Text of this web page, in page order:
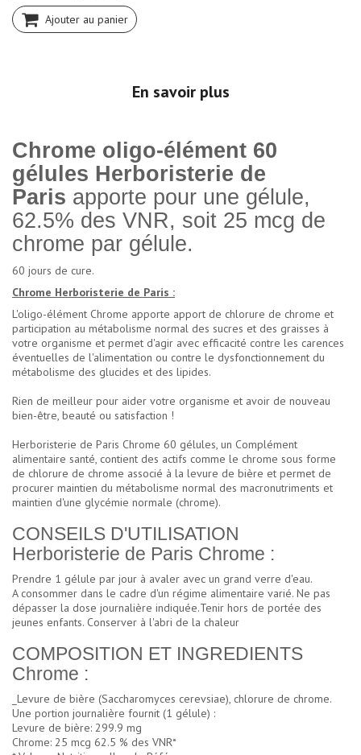
Ajouter au panier
En savoir plus
Chrome oligo-élément 60
gélules Herboristerie de
Paris apporte pour une gélule,
62.5% des VNR, soit 25 mcg de
chrome par gélule.
60 jours de cure.
Chrome Herboristerie de Paris :
L'oligo-élément Chrome apporte apport de chlorure de chrome et
participation au métabolisme normal des sucres et des graisses à
votre organisme et permet d'agir avec efficacité contre les carences
éventuelles de l'alimentation ou contre le dysfonctionnement du
métabolisme des glucides et des lipides.
Rien de meilleur pour aider votre organisme et avoir de nouveau
bien-être, beauté ou satisfaction !
Herboristerie de Paris Chrome 60 gélules, un Complément
alimentaire santé, contient des actifs comme le chrome sous forme
de chlorure de chrome associé à la levure de bière et permet de
procurer maintien du métabolisme normal des macronutriments et
maintien d'une glycémie normale (chrome).
CONSEILS D'UTILISATION
Herboristerie de Paris Chrome :
Prendre 1 gélule par jour à avaler avec un grand verre d'eau.
A consommer dans le cadre d'un régime alimentaire varié. Ne pas
dépasser la dose journalière indiquée.Tenir hors de portée des
jeunes enfants. Conserver à l'abri de la chaleur
COMPOSITION ET INGREDIENTS
Chrome :
_Levure de bière (Saccharomyces cerevsiae), chlorure de chrome.
Une portion journalière fournit (1 gélule) :
Levure de bière: 299.9 mg
Chrome: 25 mcg 62.5 % des VNR*